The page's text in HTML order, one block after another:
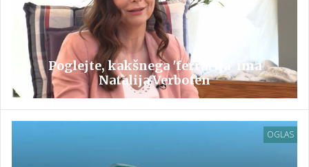
Poglejte, kakšnega 'ferrarija' ima
Natalija Verboten
OGLAS